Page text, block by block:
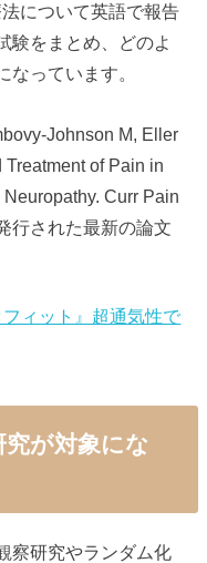
について英語で報告
験をまとめ、どのよ
なっています。
Johnson M, Eller
of Pain in
Curr Pain
行された最新の論文
フィット』超通気性で
が対象にな
察研究やランダム化